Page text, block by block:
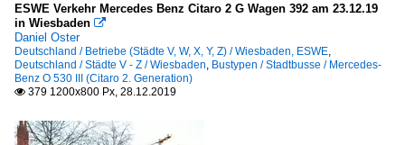
ESWE Verkehr Mercedes Benz Citaro 2 G Wagen 392 am 23.12.19
in Wiesbaden 
Daniel Oster
Deutschland / Betriebe (Städte V, W, X, Y, Z) / Wiesbaden, ESWE,
Deutschland / Städte V - Z / Wiesbaden, Bustypen / Stadtbusse / Mercedes-
Benz O 530 III (Citaro 2. Generation)
 379 1200x800 Px, 28.12.2019